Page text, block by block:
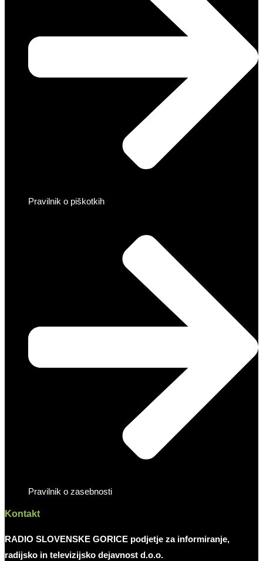
Pravilnik o piškotkih
Pravilnik o zasebnosti
Kontakt
RADIO SLOVENSKE GORICE podjetje za informiranje,
radijsko in televizijsko dejavnost d.o.o.